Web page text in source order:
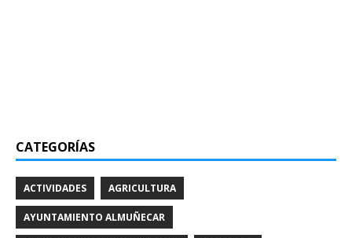
CATEGORÍAS
ACTIVIDADES AGRICULTURA
AYUNTAMIENTO ALMUÑECAR